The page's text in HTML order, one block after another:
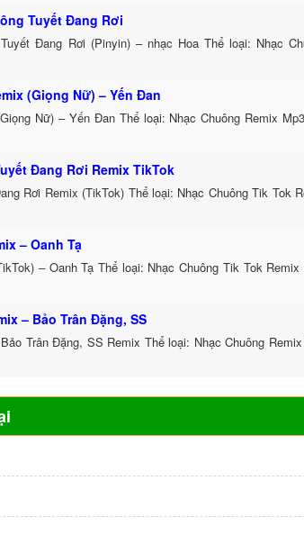
Tuyết Đang Rơi
Đang Rơi (Pinyin) – nhạc Hoa Thể loại: Nhạc
(Giọng Nữ) – Yến Đan
Nữ) – Yến Đan Thể loại: Nhạc Chuông Remix
Đang Rơi Remix TikTok
Rơi Remix (TikTok) Thể loại: Nhạc Chuông Tik Tok
– Oanh Tạ
– Oanh Tạ Thể loại: Nhạc Chuông Tik Tok Remix
– Bảo Trân Đặng, SS
Trân Đặng, SS Remix Thể loại: Nhạc Chuông